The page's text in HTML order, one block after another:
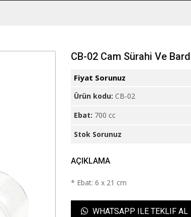
CB-02 Cam Sürahi Ve
Fiyat Sorunuz
Ürün kodu: CB-02
Ebat: 700 cc
Stok Sorunuz
AÇIKLAMA
* Ebat: 6 x 21 cm
WHATSAPP ILE TEKLIF AL